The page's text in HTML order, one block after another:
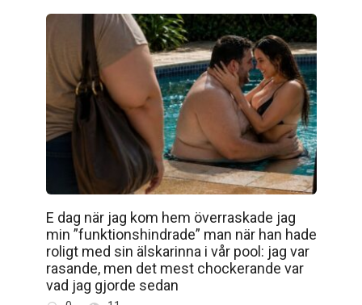
E dag när jag kom hem överraskade jag
min ”funktionshindrade” man när han hade
roligt med sin älskarinna i vår pool: jag var
rasande, men det mest chockerande var
vad jag gjorde sedan